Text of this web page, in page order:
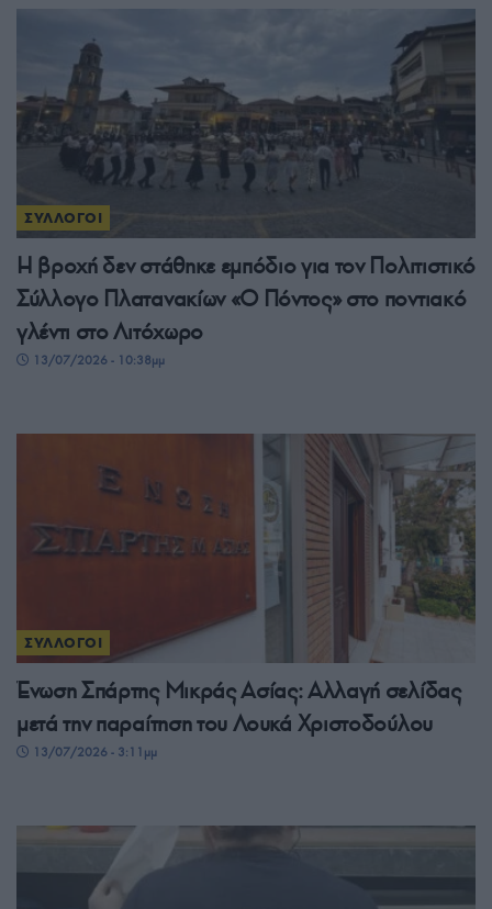
ΣΥΛΛΟΓΟΙ
Η βροχή δεν στάθηκε εμπόδιο για τον Πολιτιστικό
Σύλλογο Πλατανακίων «Ο Πόντος» στο ποντιακό
γλέντι στο Λιτόχωρο
13/07/2026 - 10:38μμ
ΣΥΛΛΟΓΟΙ
Ένωση Σπάρτης Μικράς Ασίας: Αλλαγή σελίδας
μετά την παραίτηση του Λουκά Χριστοδούλου
13/07/2026 - 3:11μμ